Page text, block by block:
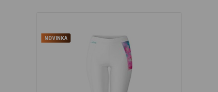
NOVINKA